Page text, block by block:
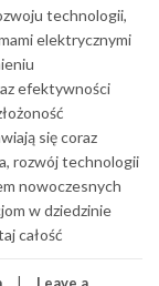
technologii,
elektrycznymi
efektywności
się coraz
rozwój technologii
nowoczesnych
w dziedzinie
całość
Leave a